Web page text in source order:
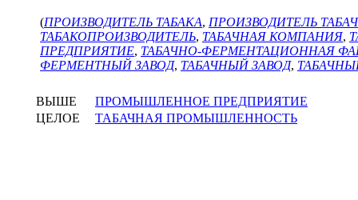
(ПРОИЗВОДИТЕЛЬ ТАБАКА, ПРОИЗВОДИТЕЛЬ
ТАБАКОПРОИЗВОДИТЕЛЬ, ТАБАЧНАЯ КОМПАНИЯ,
ПРЕДПРИЯТИЕ, ТАБАЧНО-ФЕРМЕНТАЦИОННАЯ
ФЕРМЕНТНЫЙ ЗАВОД, ТАБАЧНЫЙ ЗАВОД,
ВЫШЕ
ПРОМЫШЛЕННОЕ ПРЕДПРИЯТИЕ
ЦЕЛОЕ
ТАБАЧНАЯ ПРОМЫШЛЕННОСТЬ